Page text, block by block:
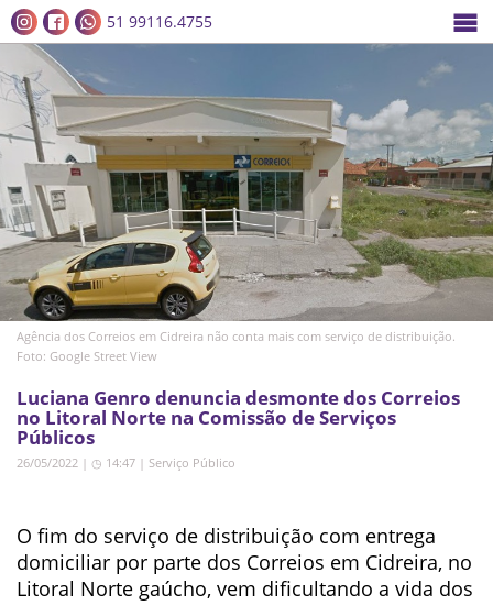
51 99116.4755
Agência dos Correios em Cidreira não conta mais com serviço de distribuição.
Foto: Google Street View
Luciana Genro denuncia desmonte dos Correios
no Litoral Norte na Comissão de Serviços
Públicos
26/05/2022 | ◷ 14:47 | Serviço Público
O fim do serviço de distribuição com entrega
domiciliar por parte dos Correios em Cidreira, no
Litoral Norte gaúcho, vem dificultando a vida dos